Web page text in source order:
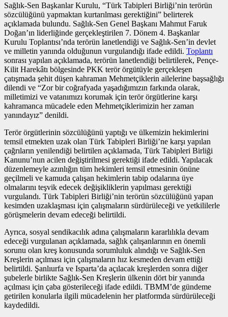
Sağlık-Sen Başkanlar Kurulu, “Türk Tabipleri Birliği’nin terörün
sözcülüğünü yapmaktan kurtarılması gerektiğini” belirterek
açıklamada bulundu. Sağlık-Sen Genel Başkanı Mahmut Faruk
Doğan’ın liderliğinde gerçekleştirilen 7. Dönem 4. Başkanlar
Kurulu Toplantısı’nda terörün lanetlendiği ve Sağlık-Sen’in devlet
ve milletin yanında olduğunun vurgulandığı ifade edildi. Toplantı
sonrası yapılan açıklamada, terörün lanetlendiği belirtilerek, Pençe-
Kilit Harekâtı bölgesinde PKK terör örgütüyle gerçekleşen
çatışmada şehit düşen kahraman Mehmetçiklerin ailelerine başsağlığı
dilendi ve “Zor bir coğrafyada yaşadığımızın farkında olarak,
milletimizi ve vatanımızı korumak için terör örgütlerine karşı
kahramanca mücadele eden Mehmetçiklerimizin her zaman
yanındayız” denildi.
Terör örgütlerinin sözcülüğünü yaptığı ve ülkemizin hekimlerini
temsil etmekten uzak olan Türk Tabipleri Birliği’ne karşı yapılan
çağrıların yenilendiği belirtilen açıklamada, Türk Tabipleri Birliği
Kanunu’nun acilen değiştirilmesi gerektiği ifade edildi. Yapılacak
düzenlemeyle azınlığın tüm hekimleri temsil etmesinin önüne
geçilmeli ve kamuda çalışan hekimlerin tabip odalarına üye
olmalarını teşvik edecek değişikliklerin yapılması gerektiği
vurgulandı. Türk Tabipleri Birliği’nin terörün sözcülüğünü yapan
kesimden uzaklaşması için çalışmaların sürdürüleceği ve yetkililerle
görüşmelerin devam edeceği belirtildi.
Ayrıca, sosyal sendikacılık adına çalışmaların kararlılıkla devam
edeceği vurgulanan açıklamada, sağlık çalışanlarının en önemli
sorunu olan kreş konusunda sorumluluk alındığı ve Sağlık-Sen
Kreşlerin açılması için çalışmaların hız kesmeden devam ettiği
belirtildi. Şanlıurfa ve Isparta’da açılacak kreşlerden sonra diğer
şubelerle birlikte Sağlık-Sen Kreşlerin ülkenin dört bir yanında
açılması için çaba gösterileceği ifade edildi. TBMM’de gündeme
getirilen konularla ilgili mücadelenin her platformda sürdürüleceği
kaydedildi.